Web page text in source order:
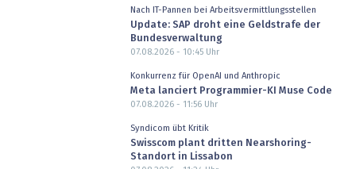
Nach IT-Pannen bei Arbeitsvermittlungsstellen
Update: SAP droht eine Geldstrafe der
Bundesverwaltung
07.08.2026 - 10:45Uhr
Konkurrenz für OpenAI und Anthropic
Meta lanciert Programmier-KI Muse Code
07.08.2026 - 11:56Uhr
Syndicom übt Kritik
Swisscom plant dritten Nearshoring-
Standort in Lissabon